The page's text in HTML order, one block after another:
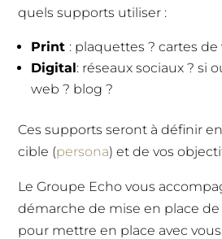
quels supports utiliser :
Print : plaquettes ? cartes de
Digital: réseaux sociaux ? si
web ? blog ?
Ces supports seront à définir
cible (persona) et de vos
Le Groupe Echo vous
démarche de mise en place de
pour mettre en place avec